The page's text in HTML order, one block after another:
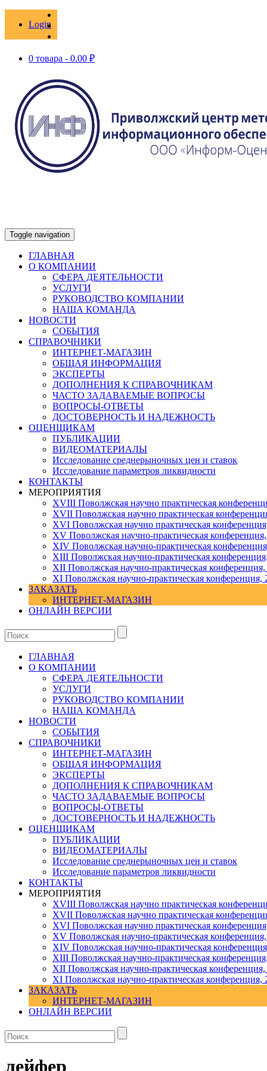
Login
0 товара - 0.00 ₽
Toggle navigation
ГЛАВНАЯ
О КОМПАНИИ
СФЕРА ДЕЯТЕЛЬНОСТИ
УСЛУГИ
РУКОВОДСТВО КОМПАНИИ
НАША КОМАНДА
НОВОСТИ
СОБЫТИЯ
СПРАВОЧНИКИ
ИНТЕРНЕТ-МАГАЗИН
ОБЩАЯ ИНФОРМАЦИЯ
ЭКСПЕРТЫ
ДОПОЛНЕНИЯ К СПРАВОЧНИКАМ
ЧАСТО ЗАДАВАЕМЫЕ ВОПРОСЫ
ВОПРОСЫ-ОТВЕТЫ
ДОСТОВЕРНОСТЬ И НАДЕЖНОСТЬ
ОЦЕНЩИКАМ
ПУБЛИКАЦИИ
ВИДЕОМАТЕРИАЛЫ
Исследование среднерыночных цен и ставок
Исследование параметров ликвидности
КОНТАКТЫ
МЕРОПРИЯТИЯ
XVIII Поволжская научно практическая
XVII Поволжская научно практическая
XVI Поволжская научно практическая
ХV Поволжская научно-практическая
ХIV Поволжская научно-практическая
ХIII Поволжская научно-практическая
ХII Поволжская научно-практическая конференция,
XI Поволжская научно-практическая конференция,
ЗАКАЗАТЬ
ИНТЕРНЕТ-МАГАЗИН
ОНЛАЙН ВЕРСИИ
ГЛАВНАЯ
О КОМПАНИИ
СФЕРА ДЕЯТЕЛЬНОСТИ
УСЛУГИ
РУКОВОДСТВО КОМПАНИИ
НАША КОМАНДА
НОВОСТИ
СОБЫТИЯ
СПРАВОЧНИКИ
ИНТЕРНЕТ-МАГАЗИН
ОБЩАЯ ИНФОРМАЦИЯ
ЭКСПЕРТЫ
ДОПОЛНЕНИЯ К СПРАВОЧНИКАМ
ЧАСТО ЗАДАВАЕМЫЕ ВОПРОСЫ
ВОПРОСЫ-ОТВЕТЫ
ДОСТОВЕРНОСТЬ И НАДЕЖНОСТЬ
ОЦЕНЩИКАМ
ПУБЛИКАЦИИ
ВИДЕОМАТЕРИАЛЫ
Исследование среднерыночных цен и ставок
Исследование параметров ликвидности
КОНТАКТЫ
МЕРОПРИЯТИЯ
XVIII Поволжская научно практическая
XVII Поволжская научно практическая
XVI Поволжская научно практическая
ХV Поволжская научно-практическая
ХIV Поволжская научно-практическая
ХIII Поволжская научно-практическая
ХII Поволжская научно-практическая конференция,
XI Поволжская научно-практическая конференция,
ЗАКАЗАТЬ
ИНТЕРНЕТ-МАГАЗИН
ОНЛАЙН ВЕРСИИ
лейфер